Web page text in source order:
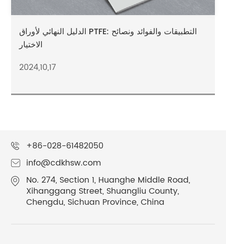
الدليل النهائي لأوراق PTFE: التطبيقات والفوائد ونصائح
الاختيار
2024,10,17
+86-028-61482050
info@cdkhsw.com
No. 274, Section 1, Huanghe Middle Road,
Xihanggang Street, Shuangliu County,
Chengdu, Sichuan Province, China